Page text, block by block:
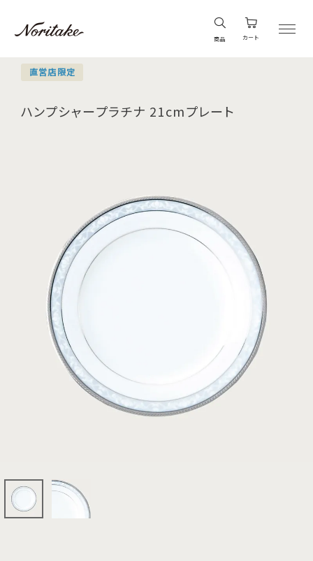
商品 カート
直営店限定
ハンプシャープラチナ 21cmプレート